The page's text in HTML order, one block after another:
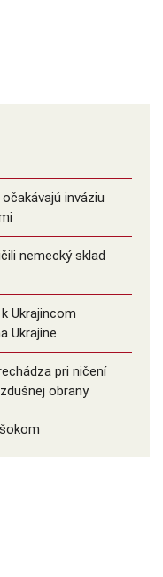
inváziu
nemecký sklad
Ukrajincom
Ukrajine
pri ničení
obrany